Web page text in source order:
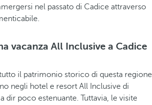
nel passato di Cadice attraverso
vacanza All Inclusive a Cadice
il patrimonio storico di questa regione
negli hotel e resort All Inclusive di
dir poco estenuante. Tuttavia, le visite